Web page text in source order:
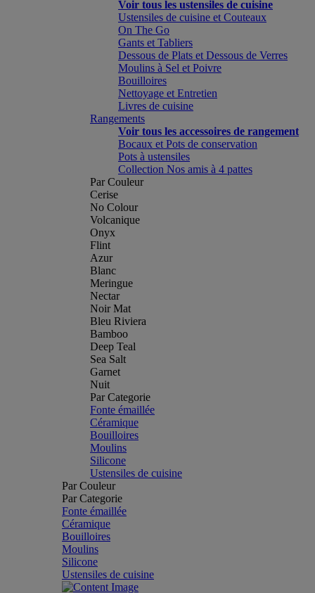
Voir tous les ustensiles de cuisine
Ustensiles de cuisine et Couteaux
On The Go
Gants et Tabliers
Dessous de Plats et Dessous de Verres
Moulins à Sel et Poivre
Bouilloires
Nettoyage et Entretien
Livres de cuisine
Rangements
Voir tous les accessoires de rangement
Bocaux et Pots de conservation
Pots à ustensiles
Collection Nos amis à 4 pattes
Par Couleur
Cerise
No Colour
Volcanique
Onyx
Flint
Azur
Blanc
Meringue
Nectar
Noir Mat
Bleu Riviera
Bamboo
Deep Teal
Sea Salt
Garnet
Nuit
Par Categorie
Fonte émaillée
Céramique
Bouilloires
Moulins
Silicone
Ustensiles de cuisine
Par Couleur
Par Categorie
Fonte émaillée
Céramique
Bouilloires
Moulins
Silicone
Ustensiles de cuisine